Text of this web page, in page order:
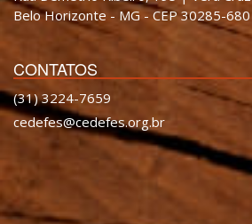
Belo Horizonte - MG - CEP 30285-680
CONTATOS
(31) 3224-7659
cedefes@cedefes.org.br